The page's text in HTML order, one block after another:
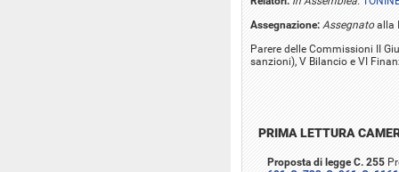
Assegnazione: Assegnatoalla
Parere delle Commissioni II
sanzioni), V Bilancio e VI
PRIMA LETTURA
Proposta di legge C. 255